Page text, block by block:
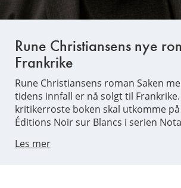
Rune Christiansens nye
Frankrike
Rune Christiansens roman Saken
tidens innfall er nå solgt til
kritikerroste boken skal utkomme
Éditions Noir sur Blancs i serien
Les mer